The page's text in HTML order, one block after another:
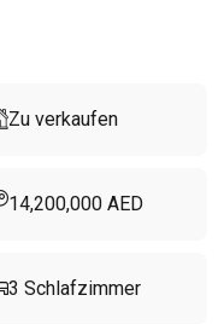
Zu verkaufen
14,200,000 AED
3 Schlafzimmer